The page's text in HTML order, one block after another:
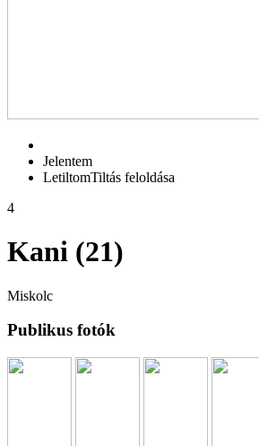
Jelentem
LetiltomTiltás feloldása
4
Kani (21)
Miskolc
Publikus fotók